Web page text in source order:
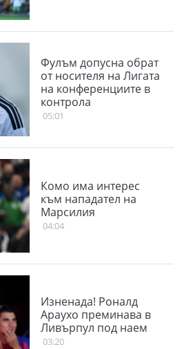
Фулъм допусна обрат
от носителя на Лигата
на конференциите в
контрола
05:01
Комо има интерес
към нападател на
Марсилия
04:04
Изненада! Роналд
Араухо преминава в
Ливърпул под наем
03:20